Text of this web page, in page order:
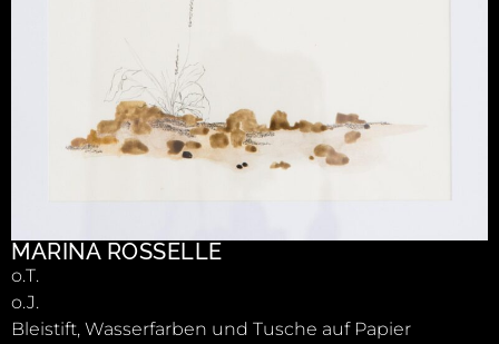
MARINA ROSSELLE
o.T.
o.J.
Bleistift, Wasserfarben und Tusche auf Papier